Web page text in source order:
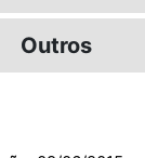
Outros